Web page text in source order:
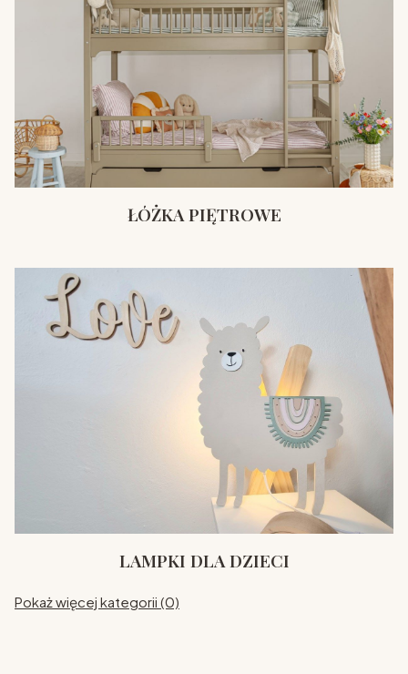
ŁÓŻKA PIĘTROWE
LAMPKI DLA DZIECI
Pokaż więcej kategorii (0)